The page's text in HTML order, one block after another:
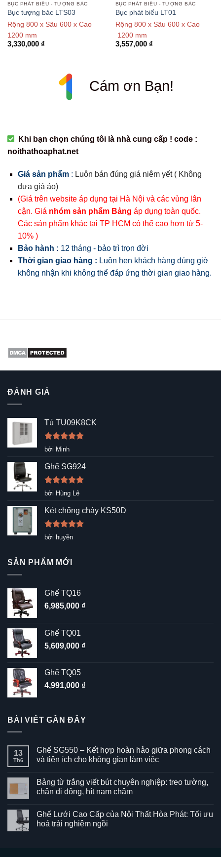
BỤC PHÁT BIỂU - TƯỢNG BÁC
Bục tượng bác LTS03
Rộng 800 x Sâu 600 x Cao
1200 mm
3,330,000 ₫
BỤC PHÁT BIỂU - TƯỢNG BÁC
Bục phát biểu LT01
Rộng 800 x Sâu 600 x Cao
1200 mm
3,557,000 ₫
Cám ơn Bạn!
Khi bạn chọn chúng tôi là nhà cung cấp ! code :
noithathoaphat.net
Giá sản phẩm: Luôn bán đúng giá niêm yết ( Không
đưa giá ảo)
(Giá trên website áp dụng tại Hà Nội và các vùng lân
cận. Giá nhóm sản phẩm Bảng áp dụng toàn quốc.
Các sản phẩm khác tại TP HCM có thể cao hơn từ 5-
10% )
Bảo hành : 12 tháng - bảo trì trọn đời
Thời gian giao hàng : Luôn hẹn khách hàng đúng giờ
không nhận khi không thể đáp ứng thời gian giao hàng.
ĐÁNH GIÁ
Tủ TU09K8CK
Được xếp
sao
bởi Minh
Ghế SG924
Được xếp
5
sao
bởi Hùng Lê
Két chống cháy KS50D
Được xếp
hạng5
bởi huyền
SẢN PHẨM MỚI
Ghế TQ16
6,985,000 ₫
Ghế TQ01
5,609,000 ₫
Ghế TQ05
4,991,000 ₫
BÀI VIẾT GẦN ĐÂY
13
Th6
Ghế SG550 – Kết hợp hoàn hảo giữa phong cách
và tiện ích cho không gian làm việc
bình
luận
ở
–
Kết
hợp
Bảng từ trắng viết bút chuyên nghiệp: treo tường,
chân di động, hít nam châm
bình
luận
ở
Ghế Lưới Cao Cấp của Nội Thất Hòa Phát: Tối ưu
hoá trải nghiệm ngồi